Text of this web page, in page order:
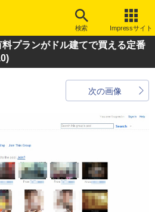
検索 Impressサイト
プランがドル建てで買える定番
次の画像